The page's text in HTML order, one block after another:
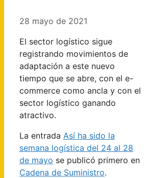
28 mayo de 2021
El sector logístico sigue
registrando movimientos de
adaptación a este nuevo
tiempo que se abre, con el e-
commerce como ancla y con el
sector logístico ganando
atractivo.
La entrada Así ha sido la
semana logística del 24 al 28
de mayo se publicó primero en
Cadena de Suministro.